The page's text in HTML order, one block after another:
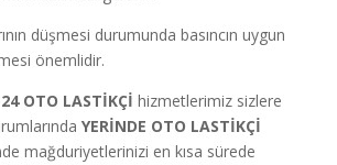
düşmesi durumunda basıncın uygun
önemlidir.
OTO LASTİKÇİ hizmetlerimiz sizlere
YERİNDE OTO LASTİKÇİ
mağduriyetlerinizi en kısa sürede